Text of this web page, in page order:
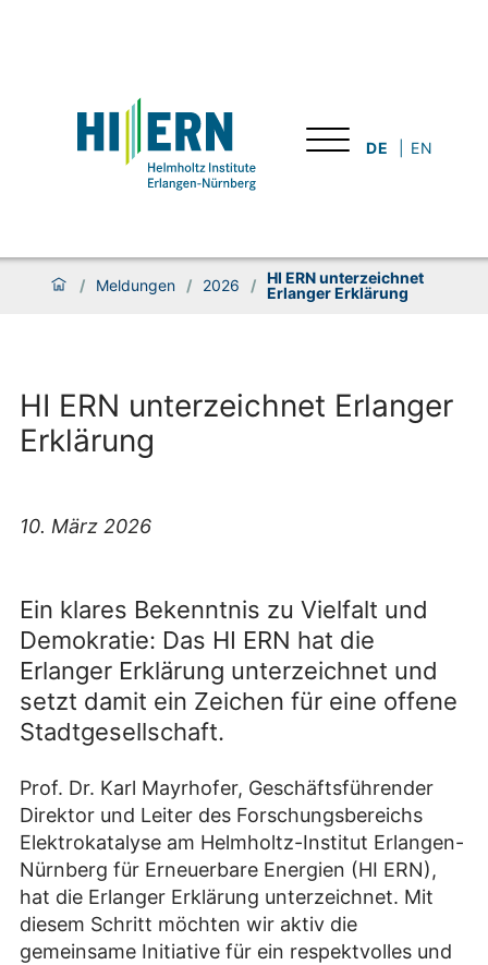
DE EN
/ Meldungen / 2026 / HI ERN unterzeichnet
Erlanger Erklärung
HI ERN unterzeichnet Erlanger
Erklärung
10. März 2026
Ein klares Bekenntnis zu Vielfalt und
Demokratie: Das HI ERN hat die
Erlanger Erklärung unterzeichnet und
setzt damit ein Zeichen für eine offene
Stadtgesellschaft.
Prof. Dr. Karl Mayrhofer, Geschäftsführender
Direktor und Leiter des Forschungsbereichs
Elektrokatalyse am Helmholtz-Institut Erlangen-
Nürnberg für Erneuerbare Energien (HI ERN),
hat die Erlanger Erklärung unterzeichnet. Mit
diesem Schritt möchten wir aktiv die
gemeinsame Initiative für ein respektvolles und